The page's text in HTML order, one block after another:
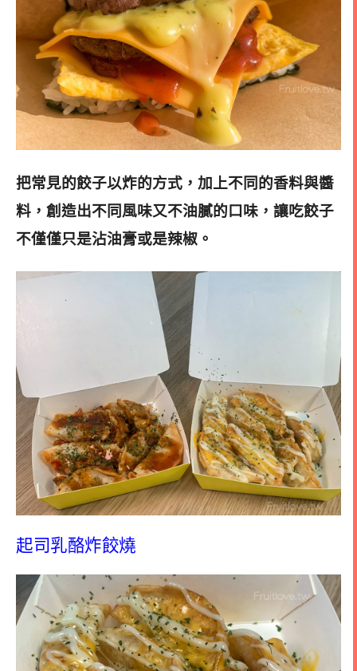
把常見的餃子以炸的方式，加上不同的香料與醬
料，創造出不同風味又不油膩的口味，讓吃餃子
不僅僅只是沾油膏或是辣椒。
起司乳酪炸餃燒